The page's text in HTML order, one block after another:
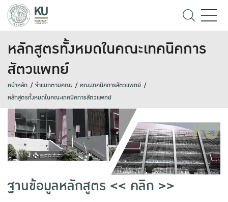
หลักสูตรทั้งหมดในคณะเทคนิคการ
สัตวแพทย์
หน้าหลัก จำแนกตามคณะ
คณะเทคนิคการสัตวแพทย์
หลักสูตรทั้งหมดในคณะเทคนิคการสัตวแพทย์
ฐานข้อมูลหลักสูตร << คลิก >>